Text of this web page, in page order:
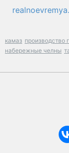
камаз производство
набережные челны